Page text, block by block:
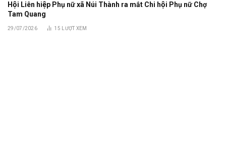
Hội Liên hiệp Phụ nữ xã Núi Thành ra mắt Chi hội Phụ nữ Chợ
Tam Quang
29/07/2026 15 LƯỢT XEM